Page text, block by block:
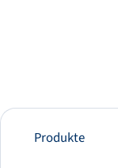
Produkte